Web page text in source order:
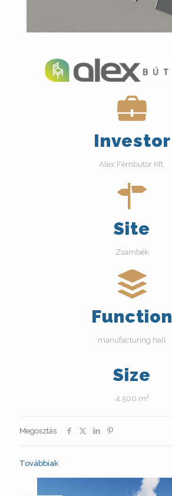
Investor
Alex Fémbútor Kft.
Site
Zsámbék
Function
manufacturing hall
Size
4.500 m²
Megosztás
Továbbiak